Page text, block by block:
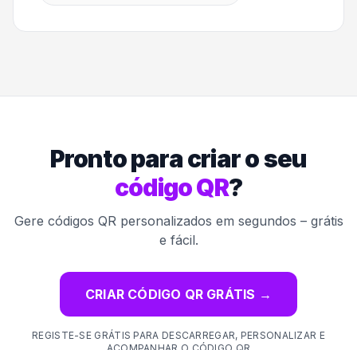
Pronto para criar o seu
código QR?
Gere códigos QR personalizados em segundos – grátis
e fácil.
CRIAR CÓDIGO QR GRÁTIS →
REGISTE-SE GRÁTIS PARA DESCARREGAR, PERSONALIZAR E